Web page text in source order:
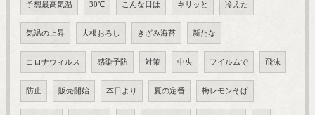
予想最高気温 30℃ こんな日は キリッと 冷えた
気温の上昇 大根おろし きざみ海苔 新たな
コロナウィルス 感染予防 対策 中央 フイルムで 飛沫
防止 販売開始 本日より 夏の定番 梅レモンそば